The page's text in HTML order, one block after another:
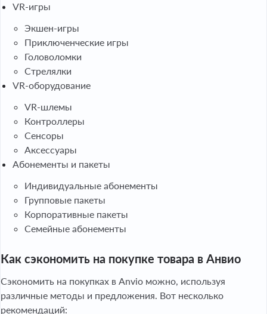
VR-игры
Экшен-игры
Приключенческие игры
Головоломки
Стрелялки
VR-оборудование
VR-шлемы
Контроллеры
Сенсоры
Аксессуары
Абонементы и пакеты
Индивидуальные абонементы
Групповые пакеты
Корпоративные пакеты
Семейные абонементы
Как сэкономить на покупке товара в Анвио
Сэкономить на покупках в Anvio можно, используя
различные методы и предложения. Вот несколько
рекомендаций: